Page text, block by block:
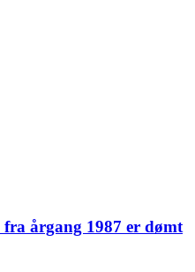
årgang 1987 er dømt